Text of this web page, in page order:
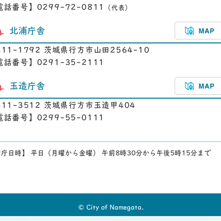
話番号】0299-72-0811 （代表）
北浦庁舎
1792 茨城県行方市山田2564-10
話番号】0291-35-2111
玉造庁舎
3512 茨城県行方市玉造甲404
話番号】0299-55-0111
庁日時】 平日（月曜から金曜） 午前8時30分から午後5時15分まで
© City of Namegata.